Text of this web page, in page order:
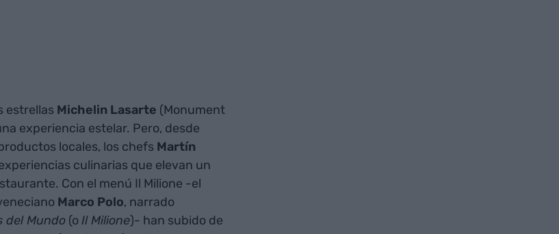
estrellas Michelin Lasarte (Monument
experiencia estelar. Pero, desde
locales, los chefs Martín
culinarias que elevan un
Con el menú Il Milione -el
Marco Polo, narrado
del Mundo(oIl Milione)- han subido de